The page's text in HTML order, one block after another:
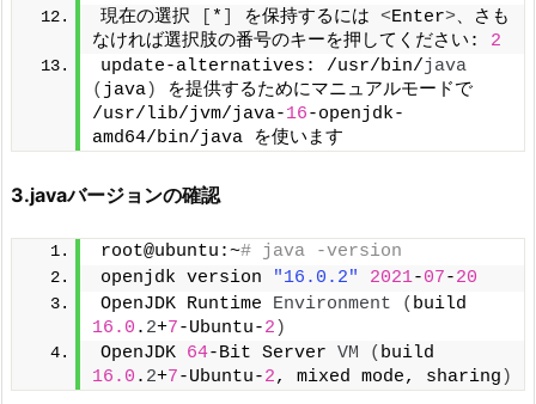
現在の選択 * を保持するには <Enter>、さも
なければ選択肢の番号のキーを押してください: 2
update-alternatives: /usr/bin/java
( java)
を提供するためにマニュアルモードで
/usr/lib/jvm/java-16-openjdk-
amd64/bin/java を使います
3.javaバージョンの確認
root@ubuntu:~# java -version
openjdk version
"16.0.2" 2021-07-20
OpenJDK Runtime Environment (
16.0 . 2+7-Ubuntu-2 )
OpenJDK 64-Bit Server VM (
16.0 . 2+7-Ubuntu-2, mixed mode, sharing )